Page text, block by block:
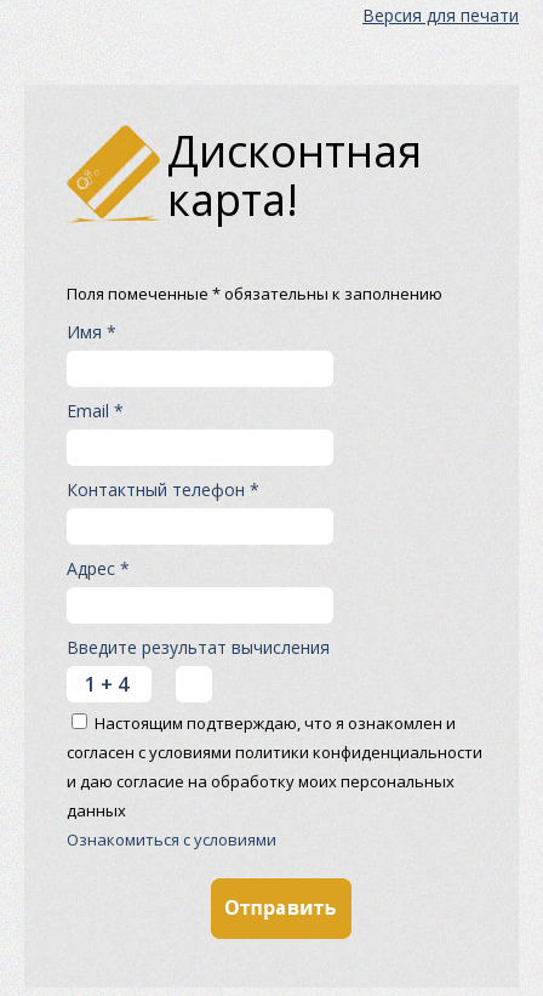
Версия для печати
Дисконтная
карта!
Поля помеченные * обязательны к заполнению
Имя *
Email *
Контактный телефон *
Адрес *
Введите результат вычисления
Настоящим подтверждаю, что я ознакомлен и
согласен с условиями политики конфиденциальности
и даю согласие на обработку моих персональных
данных
Ознакомиться с условиями